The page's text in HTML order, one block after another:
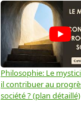
Philosophie: Le
il contribuer au
société ? (plan détaillé)